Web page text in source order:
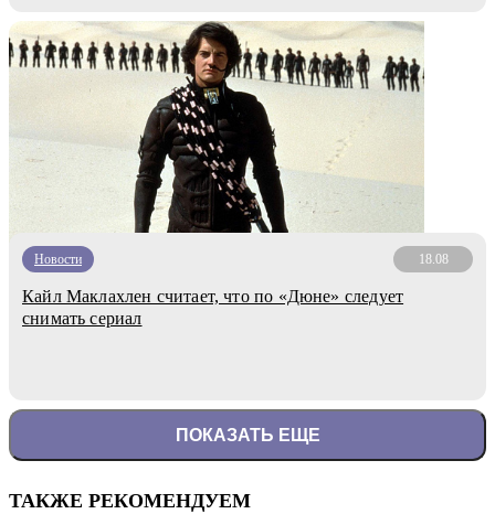
Новости 18.08
Кайл Маклахлен считает, что по «Дюне» следует
снимать сериал
ПОКАЗАТЬ ЕЩЕ
ТАКЖЕ РЕКОМЕНДУЕМ